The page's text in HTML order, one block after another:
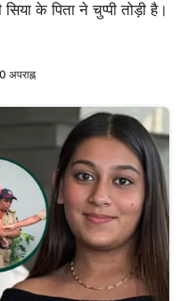
के पिता ने चुप्पी तोड़ी है।